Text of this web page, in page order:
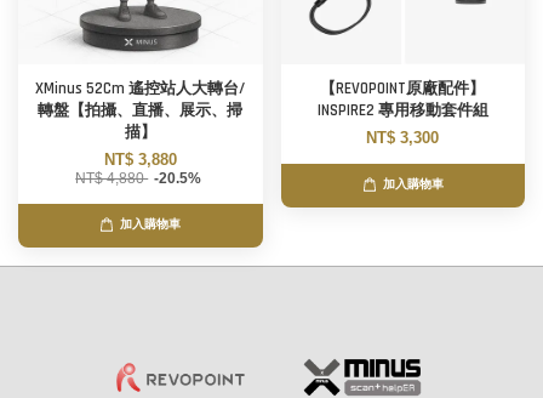
XMinus 52Cm 遙控站人大轉台/
轉盤【拍攝、直播、展示、掃
描】
NT$ 3,880
NT$ 4,880 -20.5%
加入購物車
【REVOPOINT原廠配件】
INSPIRE2 專用移動套件組
NT$ 3,300
加入購物車